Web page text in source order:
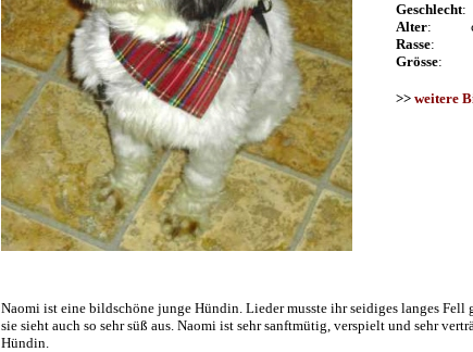
Geschlecht:
Alter: ca.
Rasse:
Grösse:
>> weitere
Naomi ist eine bildschöne junge Hündin. Lieder musste ihr seidiges langes Fell
sie sieht auch so sehr süß aus. Naomi ist sehr sanftmütig, verspielt und sehr
Hündin.